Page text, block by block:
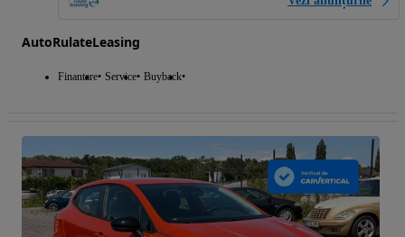
AutoRulateLeasing
Finantare Service Buyback